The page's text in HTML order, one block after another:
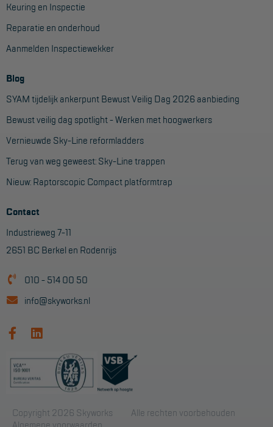
Keuring en Inspectie
Reparatie en onderhoud
Aanmelden Inspectiewekker
Blog
SYAM tijdelijk ankerpunt Bewust Veilig Dag 2026 aanbieding
Bewust veilig dag spotlight - Werken met hoogwerkers
Vernieuwde Sky-Line reformladders
Terug van weg geweest: Sky-Line trappen
Nieuw: Raptorscopic Compact platformtrap
Contact
Industrieweg 7-11
2651 BC Berkel en Rodenrijs
010 - 514 00 50
info@skyworks.nl
Copyright 2026 Skyworks
Alle rechten voorbehouden